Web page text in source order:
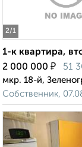
2/1
1-к квартира,
2 000 000 ₽ 51
мкр. 18-й,
Собственник,